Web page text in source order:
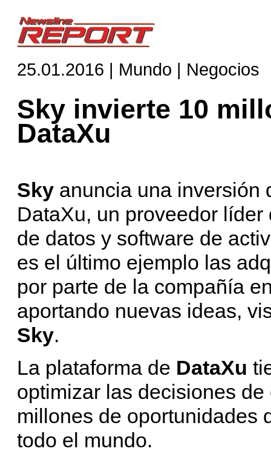
25.01.2016 | Mundo | Negocios
Sky invierte 10
DataXu
Sky anuncia una inversión
DataXu, un proveedor
de datos y software de
es el último ejemplo las
por parte de la compañía
aportando nuevas ideas,
Sky.
La plataforma de DataXu
optimizar las decisiones
millones de oportunidades
todo el mundo.